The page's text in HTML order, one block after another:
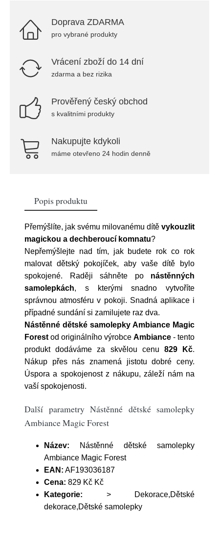
Doprava ZDARMA
pro vybrané produkty
Vrácení zboží do 14 dní
zdarma a bez rizika
Prověřený český obchod
s kvalitními produkty
Nakupujte kdykoli
máme otevřeno 24 hodin denně
Popis produktu
Přemýšlíte, jak svému milovanému dítě vykouzlit
magickou a dechberoucí komnatu?
Nepřemýšlejte nad tím, jak budete rok co rok
malovat dětský pokojíček, aby vaše dítě bylo
spokojené. Raději sáhněte po nástěnných
samolepkách, s kterými snadno vytvoříte
správnou atmosféru v pokoji. Snadná aplikace i
případné sundání si zamilujete raz dva.
Nástěnné dětské samolepky Ambiance Magic
Forest od originálního výrobce Ambiance - tento
produkt dodáváme za skvělou cenu 829 Kč.
Nákup přes nás znamená jistotu dobré ceny.
Úspora a spokojenost z nákupu, záleží nám na
vaší spokojenosti.
Další parametry Nástěnné dětské samolepky
Ambiance Magic Forest
Název: Nástěnné dětské samolepky
Ambiance Magic Forest
EAN: AF193036187
Cena: 829 Kč Kč
Kategorie: > Dekorace,Dětské
dekorace,Dětské samolepky